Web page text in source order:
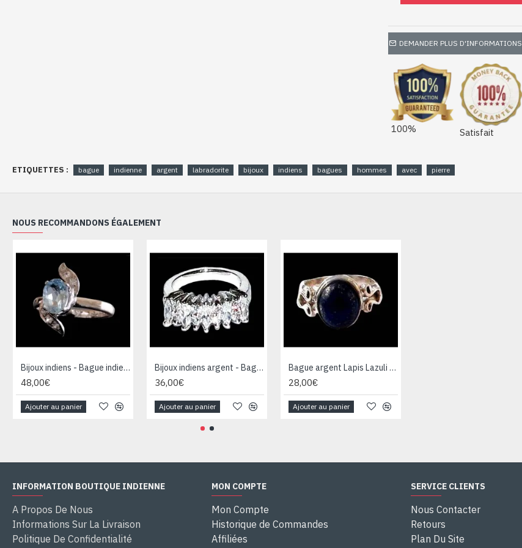
DEMANDER PLUS D'INFORMATIONS
100% Satisfait
ETIQUETTES : bague indienne argent labradorite bijoux indiens bagues hommes avec pierre
NOUS RECOMMANDONS ÉGALEMENT
Bijoux indiens - Bague indienne rhodiée Topaze
48,00€
Ajouter au panier
Bijoux indiens argent - Bague indienne oxyde de Zirconium
36,00€
Ajouter au panier
Bague argent Lapis Lazuli - Bijoux Inde - Bijoux indiens
28,00€
Ajouter au panier
INFORMATION BOUTIQUE INDIENNE
A Propos De Nous
Informations Sur La Livraison
Politique De Confidentialité
MON COMPTE
Mon Compte
Historique de Commandes
Affiliées
SERVICE CLIENTS
Nous Contacter
Retours
Plan Du Site